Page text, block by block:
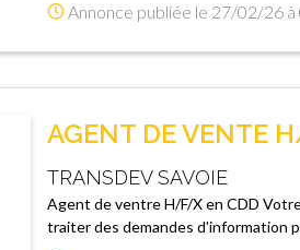
Annonce publiée le 27/02/26 à
AGENT DE VENTE
TRANSDEV SAVOIE
Agent de ventre H/F/X en CDD
traiter des demandes d'information